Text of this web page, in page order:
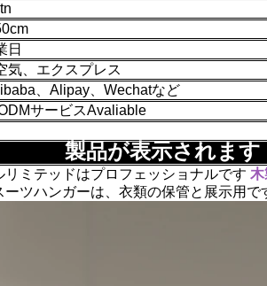
日
気、エクスプレス
、Alipay、Wechatなど
サービスAvaliable
製品が表示されます
ミテッドはプロフェッショナルです 木
ツハンガーは、衣類の保管と展示用で